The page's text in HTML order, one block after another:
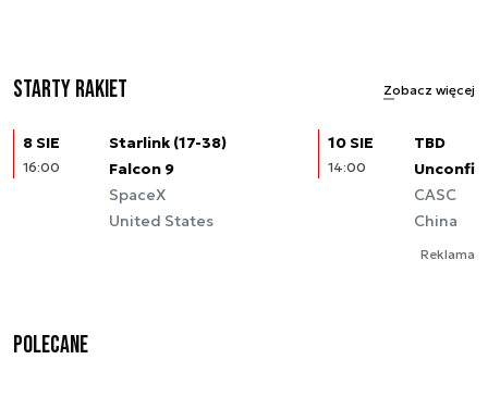
Starty rakiet Zobacz więcej
8 SIE
16:00
Starlink (17-38)
Falcon 9
SpaceX
United States
10 SIE
14:00
TBD
CASC
China
Reklama
Polecane